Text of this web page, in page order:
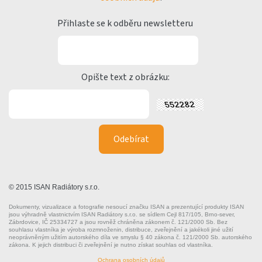
Přihlaste se k odběru newsletteru
Opište text z obrázku:
© 2015 ISAN Radiátory s.r.o.
Dokumenty, vizualizace a fotografie nesoucí značku ISAN a prezentující produkty ISAN
jsou výhradně vlastnictvím ISAN Radiátory s.r.o. se sídlem Cejl 817/105, Brno-sever,
Zábrdovice, IČ 25334727 a jsou rovněž chráněna zákonem č. 121/2000 Sb. Bez
souhlasu vlastníka je výroba rozmnoženin, distribuce, zveřejnění a jakékoli jiné užití
neoprávněným užitím autorského díla ve smyslu § 40 zákona č. 121/2000 Sb. autorského
zákona. K jejich distribuci či zveřejnění je nutno získat souhlas od vlastníka.
Ochrana osobních údajů